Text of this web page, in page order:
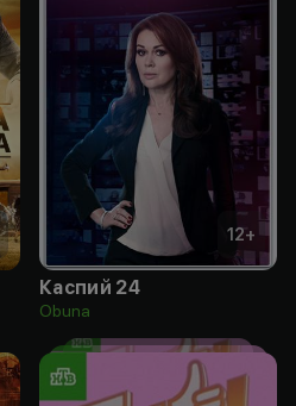
12+
Каспий 24
Obuna